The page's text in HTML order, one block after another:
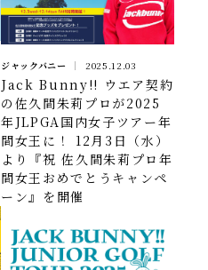
ジャックバニー 2025.12.03
Jack Bunny!! ウエア契約
の佐久間朱莉プロが2025
年JLPGA国内女子ツアー年
間女王に！ 12月3日（水）
より『祝 佐久間朱莉プロ年
間女王おめでとうキャンペ
ーン』を開催